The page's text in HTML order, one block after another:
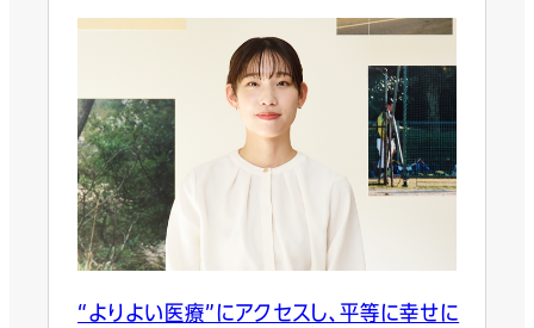
“よりよい医療”にアクセスし、平等に幸せに